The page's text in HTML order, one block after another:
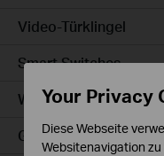
Video-Türklingel
Smart Switches
WLAN-Steckdosen
Glühbirne & LED-
Your Privacy
Diese Webseite
Websitenavigation